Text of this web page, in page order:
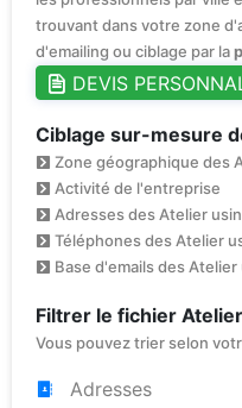
trouvant dans votre zone
d'emailing ou ciblage par la
DEVIS
Ciblage sur-mesure
Zone géographique des
Activité de l'entreprise
Adresses des Atelier
Téléphones des Atelier
Base d'emails des
Filtrer le fichier
Vous pouvez trier selon
Adresses